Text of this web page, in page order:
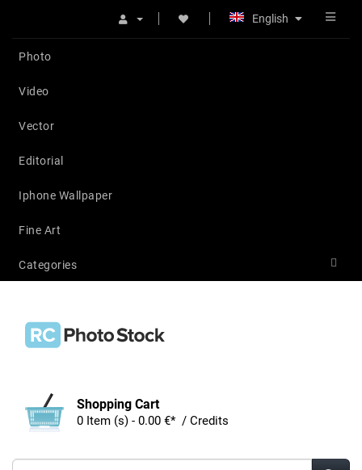
English
Photo
Video
Vector
Editorial
Iphone Wallpaper
Fine Art
Categories
Shopping Cart
0 Item (s) - 0.00 €* / Credits